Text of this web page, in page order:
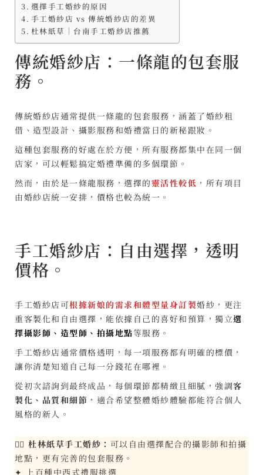
選擇手工婚紗的原因
手工婚紗店 vs 傳統婚紗店的差異
杜林紙草｜台南手工婚紗店推薦
傳統婚紗店：一條龍的包套服
務。
傳統婚紗店通常提供一條龍的包套服務，涵蓋了婚紗租
借、造型設計、攝影服務和婚禮當日的新秘跟妝。
這種包套服務的好處在於方便，所有服務都集中在同一個
店家，可以輕鬆搞定婚禮準備的多個環節。
然而，由於是一條龍服務，選擇的靈活性較低 ，所有項目
由婚紗店統一安排，價格也較為統一。
手工婚紗店：自由選擇，透明
價格。
手工婚紗店可根據新娘的需求和體型量身訂製婚紗，更注
重客製化和自由選擇，能依據自己的喜好和預算，獨立選
擇攝影師、造型師、拍攝地點等服務。
手工婚紗店通常價格透明，每一項服務都有明確的標價，
讓你清楚知道自己每一分錢花在哪裡。
從初次諮詢到最終成品，每個環節都精緻且細膩，強調客
製化、品質和細節 ，適合希望整體婚紗體驗都能符合個人
風格的新人。
👰‍♀️ 杜林紙草手工婚紗： 可以自由選擇配合的攝影師和拍攝
地點，更有完善的包套服務。
✦ 上百種中西式禮服挑選